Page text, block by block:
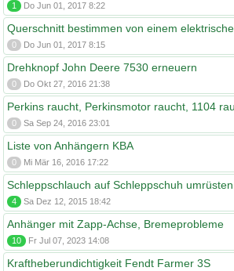
1 Do Jun 01, 2017 8:22
Querschnitt bestimmen von einem
0 Do Jun 01, 2017 8:15
Drehknopf John Deere 7530 erneuern
0 Do Okt 27, 2016 21:38
Perkins raucht, Perkinsmotor raucht, 1104
0 Sa Sep 24, 2016 23:01
Liste von Anhängern KBA
0 Mi Mär 16, 2016 17:22
Schleppschlauch auf Schleppschuh umrüsten
4 Sa Dez 12, 2015 18:42
Anhänger mit Zapp-Achse, Bremeprobleme
10 Fr Jul 07, 2023 14:08
Kraftheberundichtigkeit Fendt Farmer 3S